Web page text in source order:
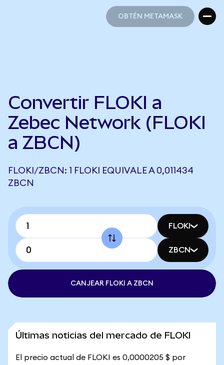
OBTÉN METAMASK
Convertir FLOKI a
Zebec Network (FLOKI
a ZBCN)
FLOKI/ZBCN: 1 FLOKI EQUIVALE A 0,011434
ZBCN
FLOKI
ZBCN
CANJEAR FLOKI A ZBCN
Últimas noticias del mercado de FLOKI
El precio actual de FLOKI es 0,0000205 $ por